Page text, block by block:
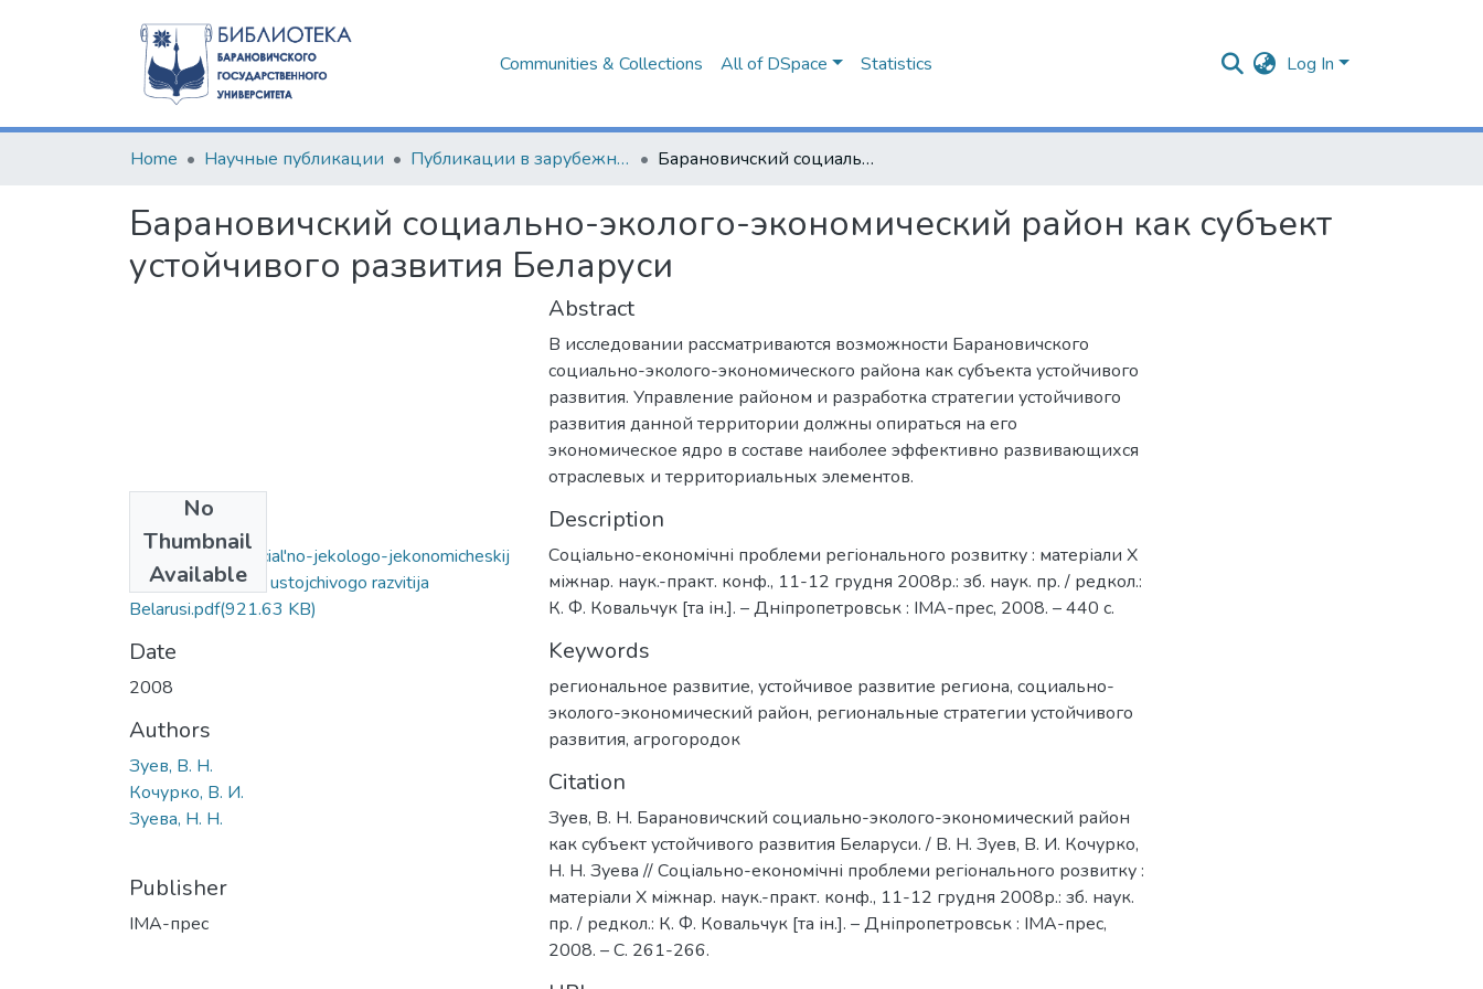
Communities & Collections All of DSpace Statistics Log In
Home Научные публикации Публикации в зарубежных изданиях Барановичский социально-эколого-экономический район как субъект устойчивого развития Беларуси
Барановичский социально-эколого-экономический район как субъект
устойчивого развития Беларуси
No
Thumbnail
Available
Baranovichskij social'no-jekologo-jekonomicheskij
rajon kak sub#ekt ustojchivogo razvitija
Belarusi.pdf(921.63 KB)
Date
2008
Authors
Зуев, В. Н.
Кочурко, В. И.
Зуева, Н. Н.
Publisher
ІМА-прес
Abstract
В исследовании рассматриваются возможности Барановичского
социально-эколого-экономического района как субъекта устойчивого
развития. Управление районом и разработка стратегии устойчивого
развития данной территории должны опираться на его
экономическое ядро в составе наиболее эффективно развивающихся
отраслевых и территориальных элементов.
Description
Соціально-економічні проблеми регіонального розвитку : матеріали Х
міжнар. наук.-практ. конф., 11-12 грудня 2008р.: зб. наук. пр. / редкол.:
К. Ф. Ковальчук [та ін.]. – Дніпропетровськ : ІМА-прес, 2008. – 440 с.
Keywords
региональное развитие, устойчивое развитие региона, социально-
эколого-экономический район, региональные стратегии устойчивого
развития, агрогородок
Citation
Зуев, В. Н. Барановичский социально-эколого-экономический район
как субъект устойчивого развития Беларуси. / В. Н. Зуев, В. И. Кочурко,
Н. Н. Зуева // Соціально-економічні проблеми регіонального розвитку :
матеріали Х міжнар. наук.-практ. конф., 11-12 грудня 2008р.: зб. наук.
пр. / редкол.: К. Ф. Ковальчук [та ін.]. – Дніпропетровськ : ІМА-прес,
2008. – С. 261-266.